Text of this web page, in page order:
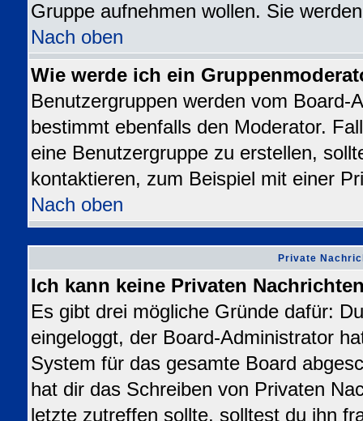
Gruppe aufnehmen wollen. Sie
Nach oben
Wie werde ich ein
Benutzergruppen werden vom Board-
bestimmt ebenfalls den Moderator.
eine Benutzergruppe zu erstellen,
kontaktieren, zum Beispiel mit einer
Nach oben
Private
Ich kann keine Privaten
Es gibt drei mögliche Gründe dafür:
eingeloggt, der Board-Administrator
System für das gesamte Board
hat dir das Schreiben von Privaten
letzte zutreffen sollte, solltest du ihn